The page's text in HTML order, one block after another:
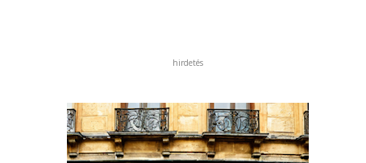
hirdetés